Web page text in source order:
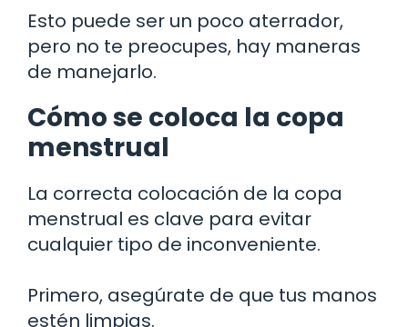
Esto puede ser un poco aterrador,
pero no te preocupes, hay maneras
de manejarlo.
Cómo se coloca la copa
menstrual
La correcta colocación de la copa
menstrual es clave para evitar
cualquier tipo de inconveniente.
Primero, asegúrate de que tus manos
estén limpias.